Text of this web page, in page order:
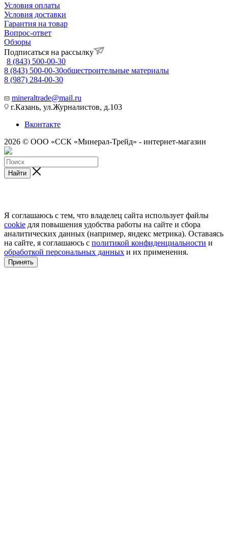
Условия оплаты
Условия доставки
Гарантия на товар
Вопрос-ответ
Обзоры
Подписаться на рассылку
8 (843) 500-00-30
8 (843) 500-00-30общестроительные материалы
8 (987) 284-00-30
mineraltrade@mail.ru
г.Казань, ул.Журналистов, д.103
Вконтакте
2026 © ООО «ССК «Минерал-Трейд» - интернет-магазин
Найти
Я соглашаюсь с тем, что владелец сайта использует файлы
cookie для повышения удобства работы на сайте и сбора
аналитических данных (например, яндекс метрика). Оставаясь
на сайте, я соглашаюсь с политикой конфиденциальности и
обработкой персональных данных и их применения.
Принять